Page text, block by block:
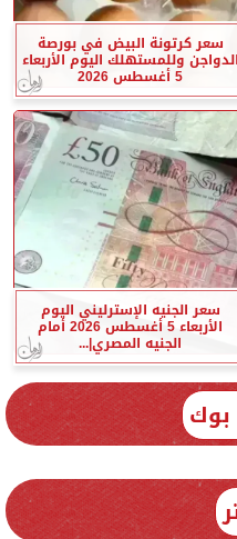
سعر كرتونة البيض في بورصة
الدواجن وللمستهلك اليوم الأربعاء
5 أغسطس 2026
سعر الجنيه الإسترليني اليوم
الأربعاء 5 أغسطس 2026 أمام
الجنيه المصري|...